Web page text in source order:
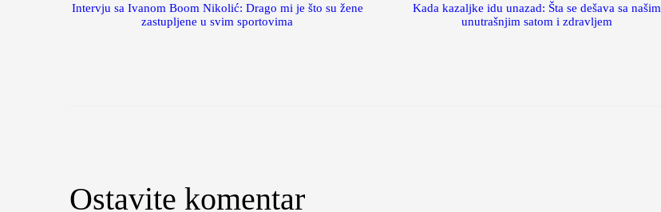
Intervju sa Ivanom Boom Nikolić: Drago mi je što su žene
zastupljene u svim sportovima
Kada kazaljke idu unazad: Šta se dešava sa našim
unutrašnjim satom i zdravljem
Ostavite komentar